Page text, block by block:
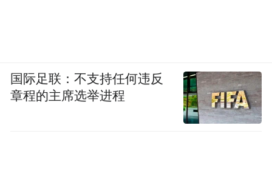
国际足联：不支持任何违反
章程的主席选举进程